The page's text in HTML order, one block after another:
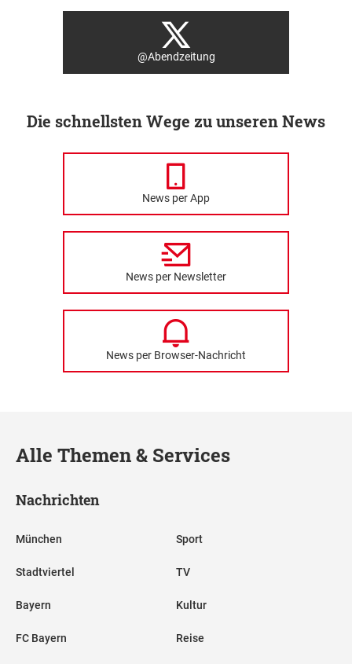
@Abendzeitung
Die schnellsten Wege zu unseren News
News per App
News per Newsletter
News per Browser-Nachricht
Alle Themen & Services
Nachrichten
München
Stadtviertel
Bayern
FC Bayern
Sport
TV
Kultur
Reise